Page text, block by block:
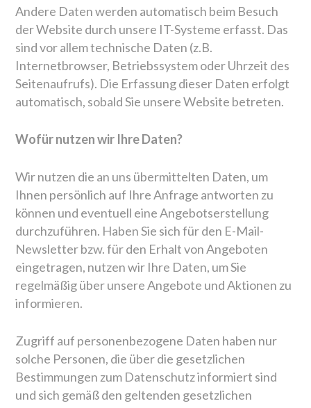
Andere Daten werden automatisch beim Besuch
der Website durch unsere IT-Systeme erfasst. Das
sind vor allem technische Daten (z.B.
Internetbrowser, Betriebssystem oder Uhrzeit des
Seitenaufrufs). Die Erfassung dieser Daten erfolgt
automatisch, sobald Sie unsere Website betreten.
Wofür nutzen wir Ihre Daten?
Wir nutzen die an uns übermittelten Daten, um
Ihnen persönlich auf Ihre Anfrage antworten zu
können und eventuell eine Angebotserstellung
durchzuführen. Haben Sie sich für den E-Mail-
Newsletter bzw. für den Erhalt von Angeboten
eingetragen, nutzen wir Ihre Daten, um Sie
regelmäßig über unsere Angebote und Aktionen zu
informieren.
Zugriff auf personenbezogene Daten haben nur
solche Personen, die über die gesetzlichen
Bestimmungen zum Datenschutz informiert sind
und sich gemäß den geltenden gesetzlichen